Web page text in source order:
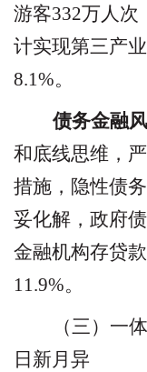
游客332万人次
计实现第三产
8.1%。
债务金融
和底线思维，
措施，隐性债
妥化解，政府
金融机构存贷
11.9%。
（三）一
日新月异